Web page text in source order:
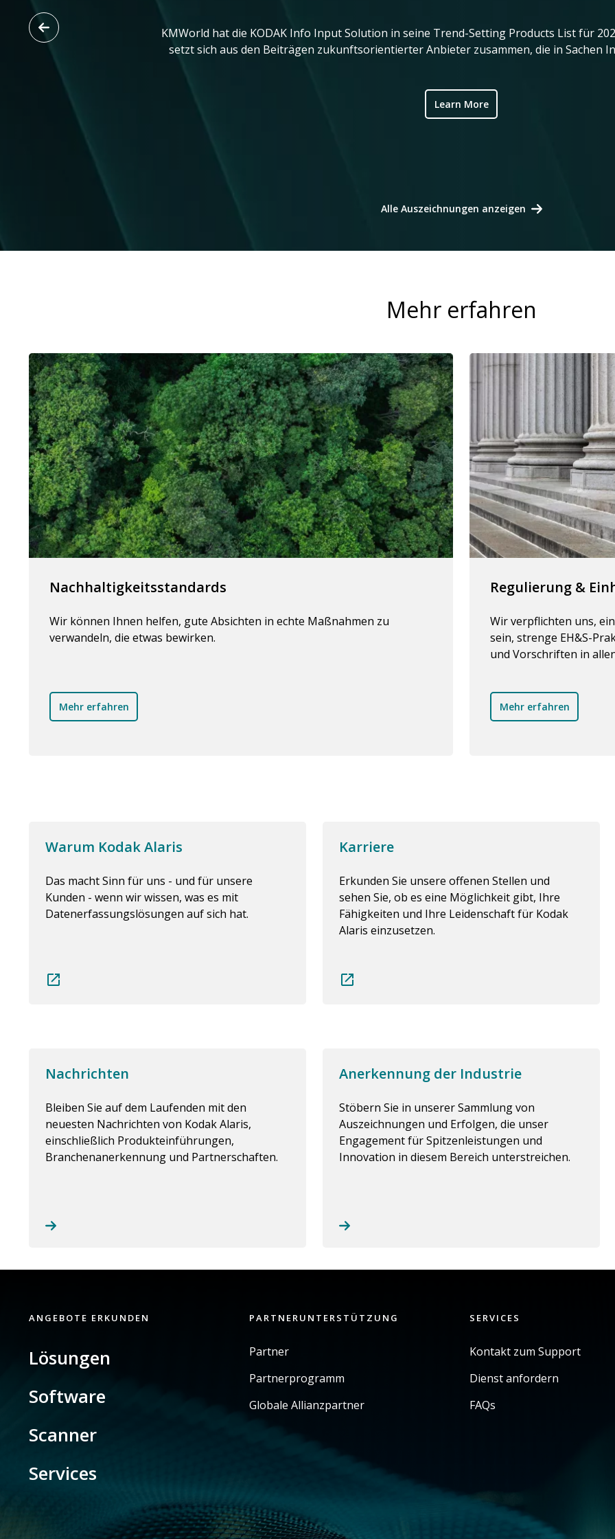
KMWorld hat die KODAK Info Input Solution in seine Trend-Setting Products List für
setzt sich aus den Beiträgen zukunftsorientierter Anbieter zusammen, die in Sachen
Learn More
Alle Auszeichnungen anzeigen
Mehr erfahren
Nachhaltigkeitsstandards
Wir können Ihnen helfen, gute Absichten in echte Maßnahmen zu
verwandeln, die etwas bewirken.
Mehr erfahren
Regulierung &
Wir verpflichten uns,
sein, strenge EH&S-
und Vorschriften in
Mehr erfahren
Warum Kodak Alaris
Das macht Sinn für uns - und für unsere
Kunden - wenn wir wissen, was es mit
Datenerfassungslösungen auf sich hat.
Karriere
Erkunden Sie unsere offenen Stellen und
sehen Sie, ob es eine Möglichkeit gibt, Ihre
Fähigkeiten und Ihre Leidenschaft für Kodak
Alaris einzusetzen.
Nachrichten
Bleiben Sie auf dem Laufenden mit den
neuesten Nachrichten von Kodak Alaris,
einschließlich Produkteinführungen,
Branchenanerkennung und Partnerschaften.
Anerkennung der Industrie
Stöbern Sie in unserer Sammlung von
Auszeichnungen und Erfolgen, die unser
Engagement für Spitzenleistungen und
Innovation in diesem Bereich unterstreichen.
ANGEBOTE ERKUNDEN
Lösungen
Software
Scanner
Services
PARTNERUNTERSTÜTZUNG
Partner
Partnerprogramm
Globale Allianzpartner
SERVICES
Kontakt zum Support
Dienst anfordern
FAQs